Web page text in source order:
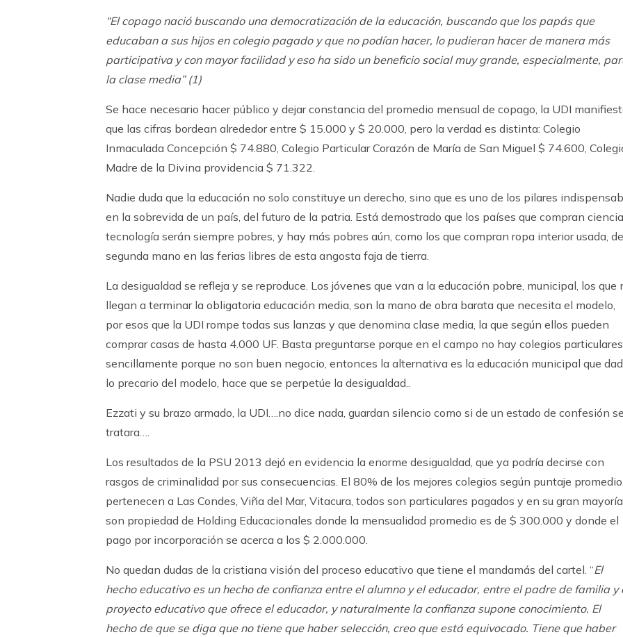
“El copago nació buscando una democratización de la educación, buscando que los papás que
educaban a sus hijos en colegio pagado y que no podían hacer, lo pudieran hacer de manera más
participativa y con mayor facilidad y eso ha sido un beneficio social muy grande, especialmente,
la clase media” (1)
Se hace necesario hacer público y dejar constancia del promedio mensual de copago, la UDI
que las cifras bordean alrededor entre $ 15.000 y $ 20.000, pero la verdad es distinta: Colegio
Inmaculada Concepción $ 74.880, Colegio Particular Corazón de María de San Miguel $ 74.600,
Madre de la Divina providencia $ 71.322.
Nadie duda que la educación no solo constituye un derecho, sino que es uno de los pilares
en la sobrevida de un país, del futuro de la patria. Está demostrado que los países que compran
tecnología serán siempre pobres, y hay más pobres aún, como los que compran ropa interior usada, de
segunda mano en las ferias libres de esta angosta faja de tierra.
La desigualdad se refleja y se reproduce. Los jóvenes que van a la educación pobre, municipal, los que
llegan a terminar la obligatoria educación media, son la mano de obra barata que necesita el modelo,
por esos que la UDI rompe todas sus lanzas y que denomina clase media, la que según ellos pueden
comprar casas de hasta 4.000 UF. Basta preguntarse porque en el campo no hay colegios
sencillamente porque no son buen negocio, entonces la alternativa es la educación municipal que
lo precario del modelo, hace que se perpetúe la desigualdad..
Ezzati y su brazo armado, la UDI….no dice nada, guardan silencio como si de un estado de confesión se
tratara….
Los resultados de la PSU 2013 dejó en evidencia la enorme desigualdad, que ya podría decirse con
rasgos de criminalidad por sus consecuencias. El 80% de los mejores colegios según puntaje promedio,
pertenecen a Las Condes, Viña del Mar, Vitacura, todos son particulares pagados y en su gran mayoría
son propiedad de Holding Educacionales donde la mensualidad promedio es de $ 300.000 y donde el
pago por incorporación se acerca a los $ 2.000.000.
No quedan dudas de la cristiana visión del proceso educativo que tiene el mandamás del cartel. “El
hecho educativo es un hecho de confianza entre el alumno y el educador, entre el padre de familia y
proyecto educativo que ofrece el educador, y naturalmente la confianza supone conocimiento. El
hecho de que se diga que no tiene que haber selección, creo que está equivocado. Tiene que haber